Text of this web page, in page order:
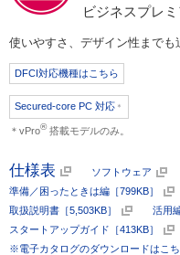
ビジネスプレ
使いやすさ、デザイン性までも
DFCI対応機種はこちら
Secured-core PC 対応 ＊
＊vPro®搭載モデルのみ。
仕様表 ソフトウェア
準備／困ったときは編［799KB］
取扱説明書［5,503KB］
活用
スタートアップガイド［413KB］
※電子カタログのダウンロードはこ